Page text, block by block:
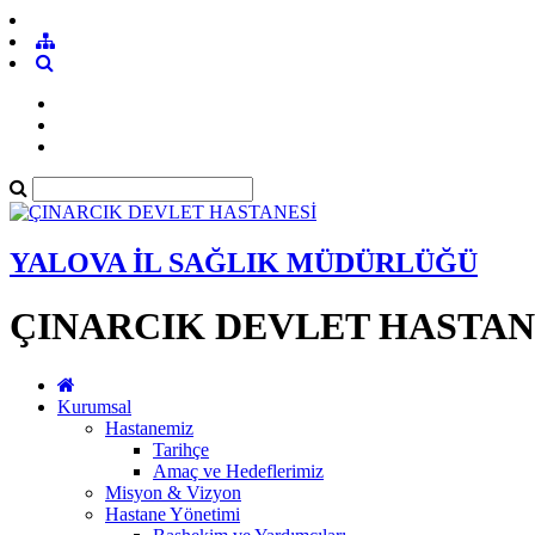
YALOVA İL SAĞLIK MÜDÜRLÜĞÜ
ÇINARCIK DEVLET
Kurumsal
Hastanemiz
Tarihçe
Amaç ve Hedeflerimiz
Misyon & Vizyon
Hastane Yönetimi